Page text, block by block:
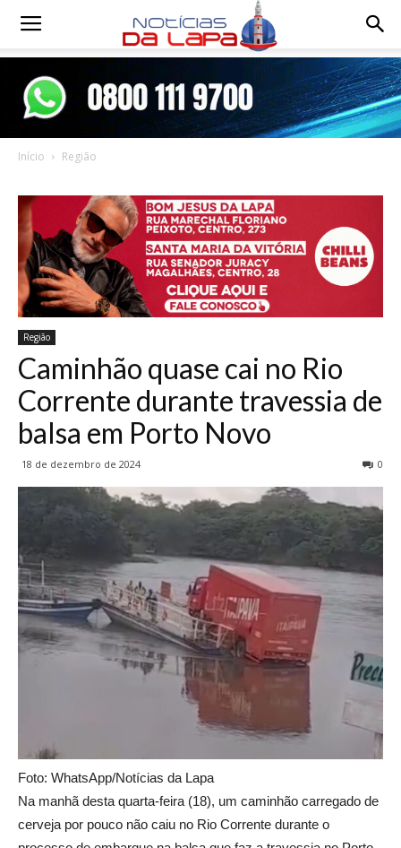
Notícias
Início Região
Região
Caminhão quase cai no Rio
Corrente durante travessia de
balsa em Porto Novo
18 de dezembro de 2024 0
Foto: WhatsApp/Notícias da Lapa
Na manhã desta quarta-feira (18), um caminhão carregado de
cerveja por pouco não caiu no Rio Corrente durante o